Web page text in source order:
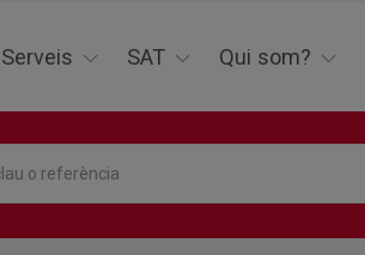
Serveis SAT Qui som?